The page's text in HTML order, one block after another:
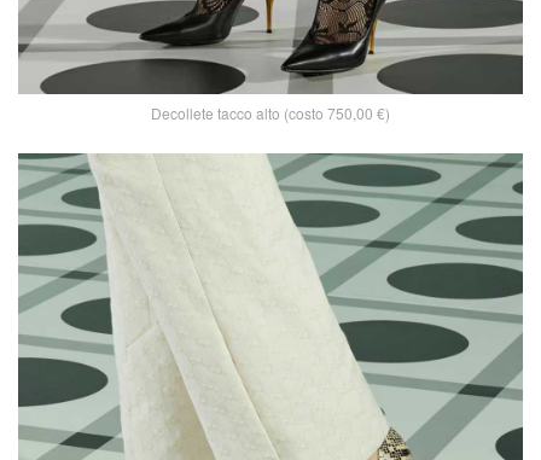
Decollete tacco alto (costo 750,00 €)